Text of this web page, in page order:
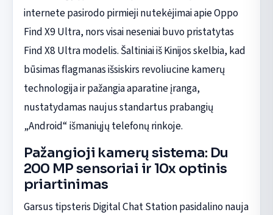
internete pasirodo pirmieji nutekėjimai apie Oppo
Find X9 Ultra, nors visai neseniai buvo pristatytas
Find X8 Ultra modelis. Šaltiniai iš Kinijos skelbia, kad
būsimas flagmanas išsiskirs revoliucine kamerų
technologija ir pažangia aparatine įranga,
nustatydamas naujus standartus prabangių
„Android“ išmaniųjų telefonų rinkoje.
Pažangioji kamerų sistema: Du
200 MP sensoriai ir 10x optinis
priartinimas
Garsus tipsteris Digital Chat Station pasidalino nauja